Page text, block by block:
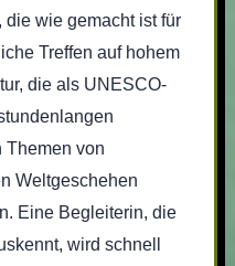
die wie gemacht ist für
Treffen auf hohem
die als UNESCO-
Themen von
Weltgeschehen
Eine Begleiterin, die
wird schnell